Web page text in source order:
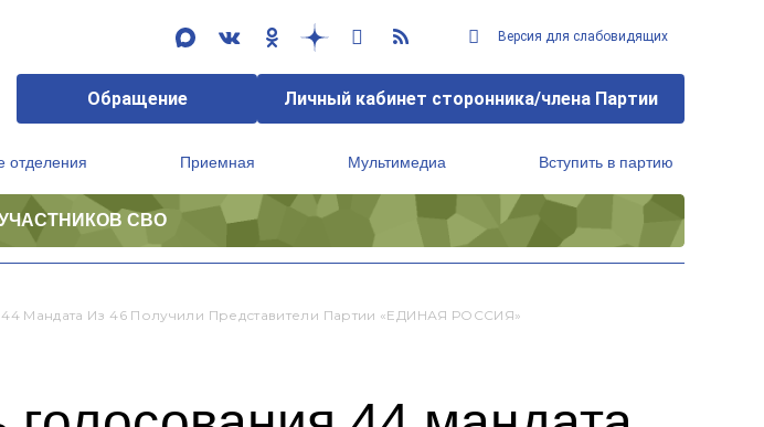
Версия для слабовидящих
Обращение Личный кабинет сторонника/члена Партии
отделения Приемная Мультимедиа Вступить в партию
СВО
Мандата Из 46 Получили Представители Партии «ЕДИНАЯ РОССИЯ»